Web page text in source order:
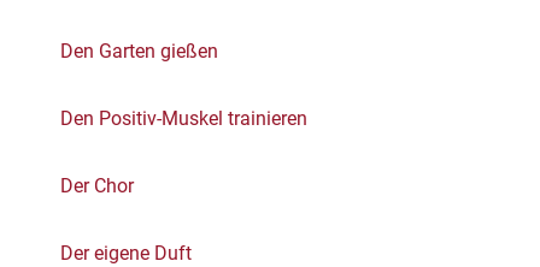
Den Garten gießen
Den Positiv-Muskel trainieren
Der Chor
Der eigene Duft